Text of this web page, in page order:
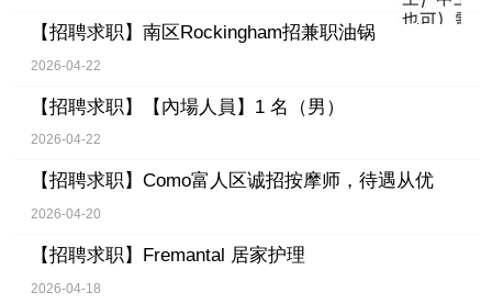
【招聘求职】 南区Rockingham招兼职油锅
2026-04-22
【招聘求职】 【內場人員】1 名（男）
2026-04-22
【招聘求职】 Como富人区诚招按摩师，待遇从优
2026-04-20
【招聘求职】 Fremantal 居家护理
2026-04-18